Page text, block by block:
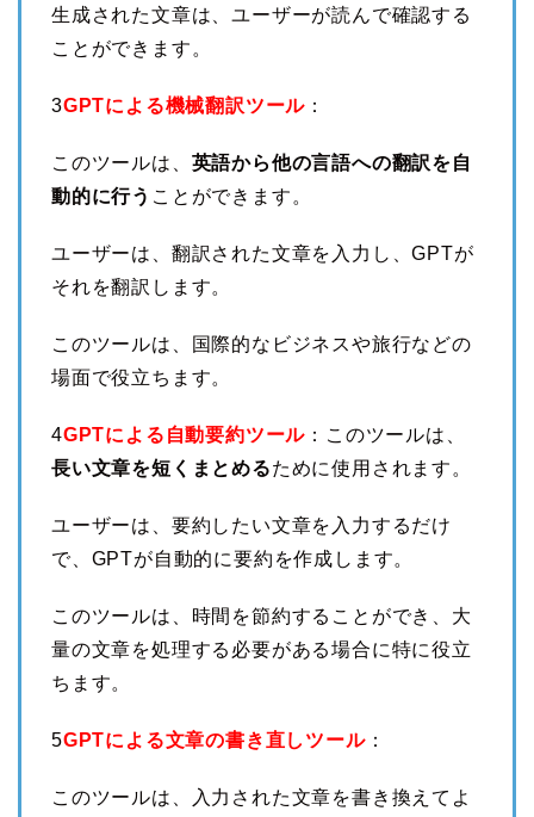
生成された文章は、ユーザーが読んで確認する
ことができます。
3GPTによる機械翻訳ツール ：
このツールは、 英語から他の言語への翻訳を自
動的に行う ことができます。
ユーザーは、翻訳された文章を入力し、GPTが
それを翻訳します。
このツールは、国際的なビジネスや旅行などの
場面で役立ちます。
4GPTによる自動要約ツール ：このツールは、
長い文章を短くまとめるために使用されます。
ユーザーは、要約したい文章を入力するだけ
で、GPTが自動的に要約を作成します。
このツールは、時間を節約することができ、大
量の文章を処理する必要がある場合に特に役立
ちます。
5GPTによる文章の書き直しツール：
このツールは、入力された文章を書き換えてよ